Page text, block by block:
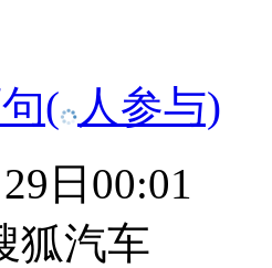
( 人参与)
日00:01
狐汽车